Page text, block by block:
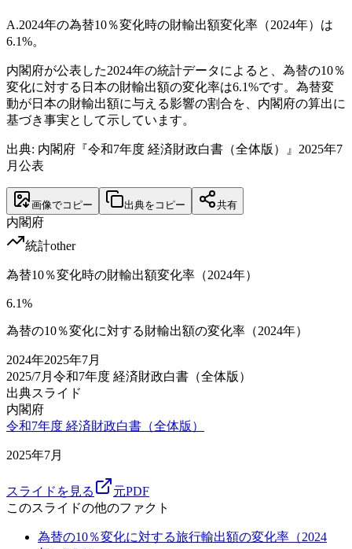
A.2024年の為替10％変化時の財輸出額変化率（2024年）は
6.1%。
内閣府が公表した2024年の統計データによると、為替の10％
変化に対する日本の財輸出額の変化率は6.1%です。為替変
動が日本の財輸出額に与える影響の割合を、内閣府の算出に
基づき事実として示しています。
出典: 内閣府『令和7年度 経済財政白書（全体版）』2025年7
月公表
画像でコピー 出典をコピー 共有
内閣府
統計other
為替10％変化時の財輸出額変化率（2024年）
6.1%
為替の10％変化に対する財輸出額の変化率（2024年）
2024年2025年7月
2025/7月 令和7年度 経済財政白書（全体版）
出典スライド
内閣府
令和7年度 経済財政白書（全体版）
2025年7月
スライドを見る
元PDF
このスライドの他のファクト
為替の10％変化に対する旅行輸出額の変化率（2024